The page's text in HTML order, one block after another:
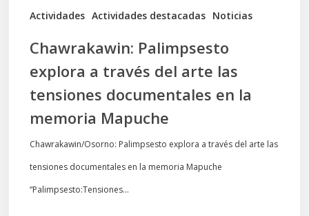
Actividades Actividades destacadas Noticias
documentales
memoria
Mapuche
Chawrakawin: Palimpsesto
explora a través del arte las
tensiones documentales en la
memoria Mapuche
Chawrakawin/Osorno: Palimpsesto explora a través del arte las
tensiones documentales en la memoria Mapuche
“Palimpsesto:Tensiones…